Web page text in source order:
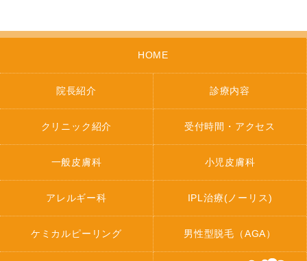
HOME
院長紹介 診療内容
クリニック紹介 受付時間・アクセス
一般皮膚科 小児皮膚科
アレルギー科 IPL治療(ノーリス)
ケミカルピーリング 男性型脱毛（AGA）